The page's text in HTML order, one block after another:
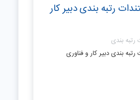
رتبه بندی دبیر کار
رتبه بندی
رتبه بندی دبیر کار و فناوری